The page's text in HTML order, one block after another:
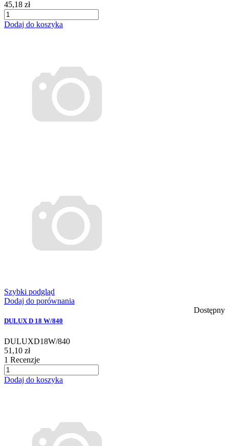
45,18 zł
Dodaj do koszyka
Szybki podgląd
Dodaj do porównania
Dostępny
DULUX D 18 W/840
DULUXD18W/840
51,10 zł
1 Recenzje
Dodaj do koszyka